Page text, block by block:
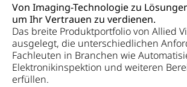
Von Imaging-Technologie zu
um Ihr Vertrauen zu verdienen.
Das breite Produktportfolio von Allied
ausgelegt, die unterschiedlichen
Fachleuten in Branchen wie
Elektronikinspektion und weiteren
erfüllen.